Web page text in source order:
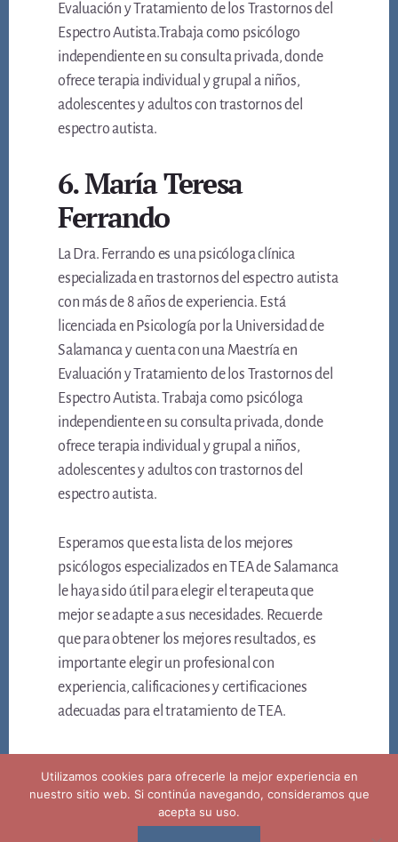
Evaluación y Tratamiento de los Trastornos del
Espectro Autista.Trabaja como psicólogo
independiente en su consulta privada, donde
ofrece terapia individual y grupal a niños,
adolescentes y adultos con trastornos del
espectro autista.
6. María Teresa
Ferrando
La Dra. Ferrando es una psicóloga clínica
especializada en trastornos del espectro autista
con más de 8 años de experiencia. Está
licenciada en Psicología por la Universidad de
Salamanca y cuenta con una Maestría en
Evaluación y Tratamiento de los Trastornos del
Espectro Autista. Trabaja como psicóloga
independiente en su consulta privada, donde
ofrece terapia individual y grupal a niños,
adolescentes y adultos con trastornos del
espectro autista.
Esperamos que esta lista de los mejores
psicólogos especializados en TEA de Salamanca
le haya sido útil para elegir el terapeuta que
mejor se adapte a sus necesidades. Recuerde
que para obtener los mejores resultados, es
importante elegir un profesional con
experiencia, calificaciones y certificaciones
adecuadas para el tratamiento de TEA.
Utilizamos cookies para ofrecerle la mejor experiencia en
nuestro sitio web. Si continúa navegando, consideramos que
acepta su uso.